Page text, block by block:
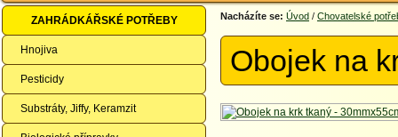
ZAHRÁDKÁŘSKÉ POTŘEBY
Hnojiva
Pesticidy
Substráty, Jiffy, Keramzit
Nacházíte se: Úvod / Chovatelské
Obojek na